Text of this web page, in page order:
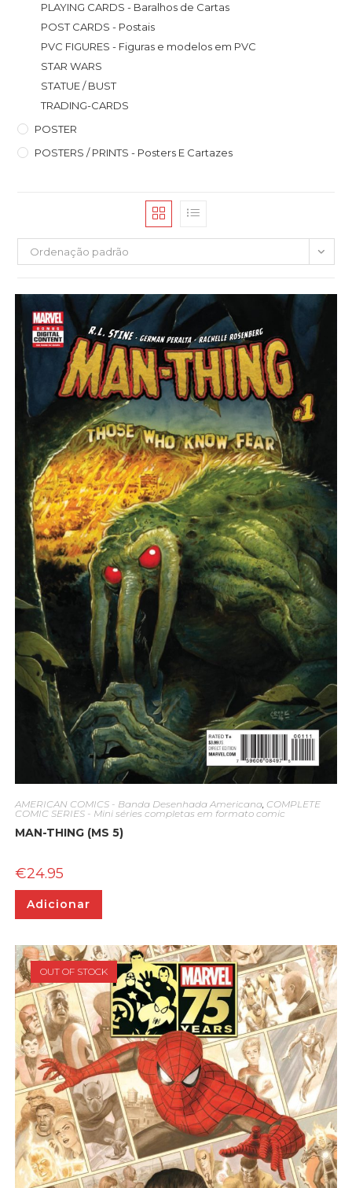
PLAYING CARDS - Baralhos de Cartas
POST CARDS - Postais
PVC FIGURES - Figuras e modelos em PVC
STAR WARS
STATUE / BUST
TRADING-CARDS
POSTER
POSTERS / PRINTS - Posters E Cartazes
Ordenação padrão
AMERICAN COMICS - Banda Desenhada Americana, COMPLETE
COMIC SERIES - Mini séries completas em formato comic
MAN-THING (MS 5)
€24.95
Adicionar
OUT OF STOCK